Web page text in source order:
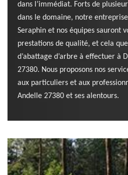
dans l’immédiat. Forts de
dans le domaine, notre
Seraphin et nos équipes sauront
prestations de qualité, et cela
d’abattage d’arbre à effectuer à
27380. Nous proposons nos
aux particuliers et aux
Andelle 27380 et ses alentours.